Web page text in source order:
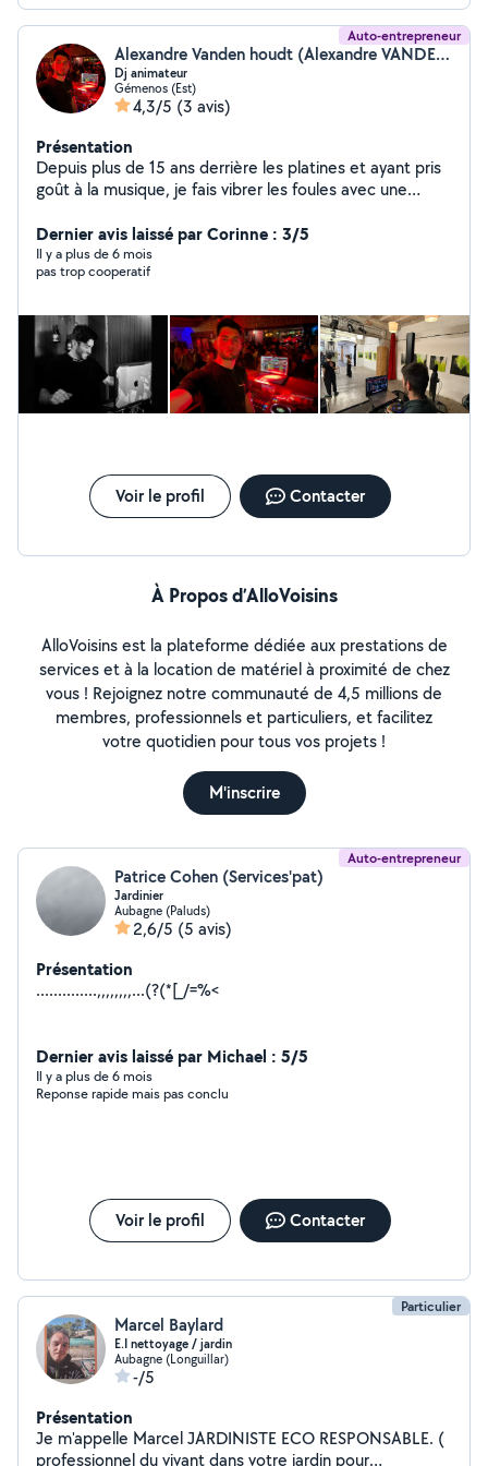
Auto-entrepreneur
Alexandre Vanden houdt (Alexandre VANDEN HOUDT)
Dj animateur
Gémenos (Est)
4,3/5 (3 avis)
Présentation
Depuis plus de 15 ans derrière les platines et ayant pris
goût à la musique, je fais vibrer les foules avec une
d'un mix exclusif qui enflamme les clubs comme les
événements privés en tout genre. Je m'adapte à mon
public pour ainsi les captiver et transformer chaque
Dernier avis laissé par Corinne : 3/5
Il y a plus de 6 mois
pas trop cooperatif
Voir le profil Contacter
À Propos d’AlloVoisins
AlloVoisins est la plateforme dédiée aux prestations de
services et à la location de matériel à proximité de chez
vous ! Rejoignez notre communauté de 4,5 millions de
membres, professionnels et particuliers, et facilitez
votre quotidien pour tous vos projets !
M'inscrire
Auto-entrepreneur
Patrice Cohen (Services'pat)
Jardinier
Aubagne (Paluds)
2,6/5 (5 avis)
Présentation
..............,,,,,,,,...(?(*[_/=%<
Dernier avis laissé par Michael : 5/5
Il y a plus de 6 mois
Reponse rapide mais pas conclu
Voir le profil Contacter
Particulier
Marcel Baylard
E.I nettoyage / jardin
Aubagne (Longuillar)
-/5
Présentation
Je m'appelle Marcel JARDINISTE ECO RESPONSABLE. (
professionnel du vivant dans votre jardin pour